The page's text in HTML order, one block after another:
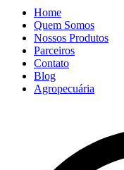
Home
Quem Somos
Nossos Produtos
Parceiros
Contato
Blog
Agropecuária